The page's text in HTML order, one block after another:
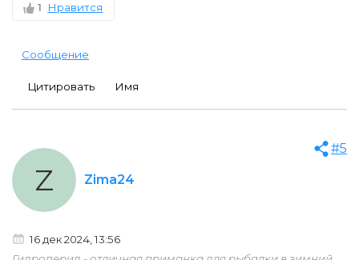
1 Нравится
Сообщение
Цитировать Имя
Zima24
Z
#5
16 дек 2024, 13:56